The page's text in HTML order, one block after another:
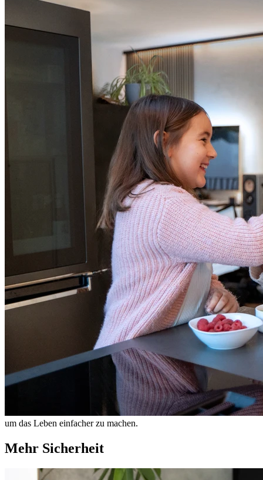
um das Leben einfacher zu machen.
Mehr Sicherheit